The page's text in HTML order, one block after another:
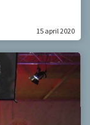
15 april 2020